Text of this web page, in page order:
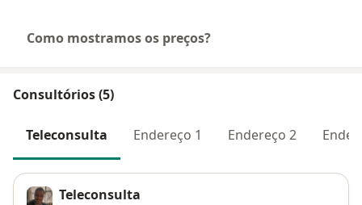
Como mostramos os preços?
Consultórios (5)
Teleconsulta Endereço 1 Endereço 2
Teleconsulta